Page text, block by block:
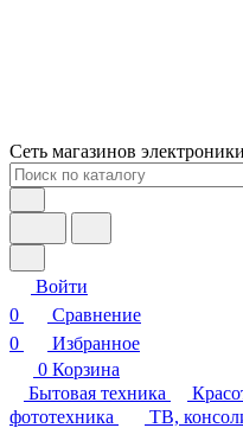
Сеть магазинов электроники
Войти
0
Сравнение
0
Избранное
0 Корзина
Бытовая техника
фототехника
ТВ,